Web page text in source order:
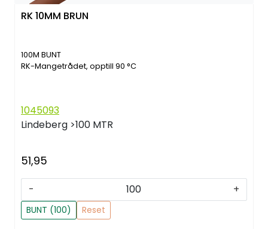
RK 10MM BRUN
100M BUNT
RK-Mangetrådet, opptill 90 °C
1045093
Lindeberg >100 MTR
51,95
- +
BUNT (100) Reset